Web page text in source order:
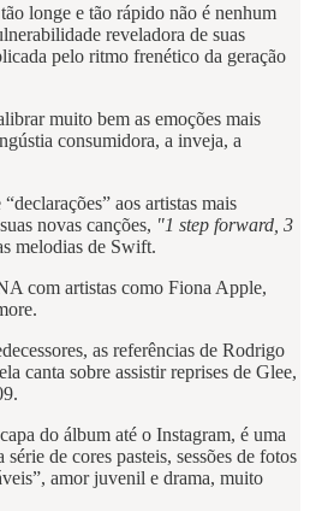
longe e tão rápido não é nenhum
reveladora de suas
pelo ritmo frenético da geração
muito bem as emoções mais
consumidora, a inveja, a
aos artistas mais
novas canções, "1 step forward, 3
melodias de Swift.
com artistas como Fiona Apple,
as referências de Rodrigo
canta sobre assistir reprises de Glee,
do álbum até o Instagram, é uma
de cores pasteis, sessões de fotos
amor juvenil e drama, muito